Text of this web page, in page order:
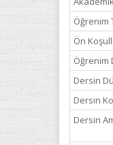
Öğrenim
Ön
Öğrenim
Dersin
Dersin
Dersin